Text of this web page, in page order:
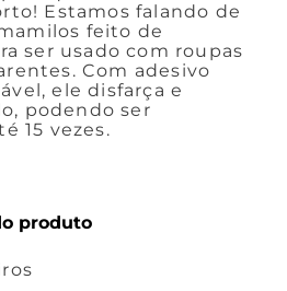
Estamos falando de
feito de
ser usado com roupas
Com adesivo
ele disfarça e
podendo ser
15 vezes.
produto